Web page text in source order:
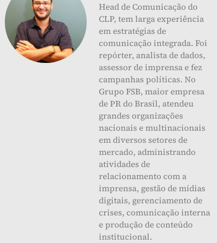
Head de Comunicação do
CLP, tem larga experiência
em estratégias de
comunicação integrada. Foi
repórter, analista de dados,
assessor de imprensa e fez
campanhas políticas. No
Grupo FSB, maior empresa
de PR do Brasil, atendeu
grandes organizações
nacionais e multinacionais
em diversos setores de
mercado, administrando
atividades de
relacionamento com a
imprensa, gestão de mídias
digitais, gerenciamento de
crises, comunicação interna
e produção de conteúdo
institucional.